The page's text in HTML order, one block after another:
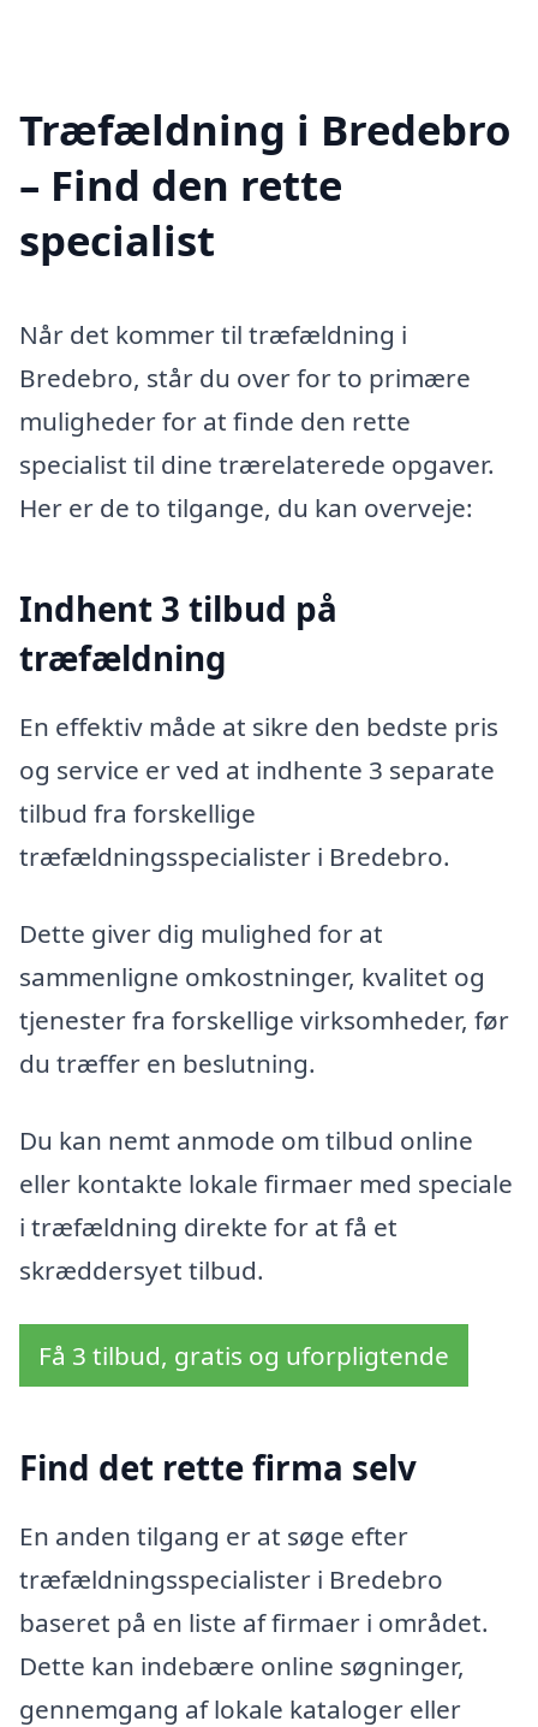
Træfældning i Bredebro
– Find den rette
specialist
Når det kommer til træfældning i
Bredebro, står du over for to primære
muligheder for at finde den rette
specialist til dine trærelaterede opgaver.
Her er de to tilgange, du kan overveje:
Indhent 3 tilbud på
træfældning
En effektiv måde at sikre den bedste pris
og service er ved at indhente 3 separate
tilbud fra forskellige
træfældningsspecialister i Bredebro.
Dette giver dig mulighed for at
sammenligne omkostninger, kvalitet og
tjenester fra forskellige virksomheder, før
du træffer en beslutning.
Du kan nemt anmode om tilbud online
eller kontakte lokale firmaer med speciale
i træfældning direkte for at få et
skræddersyet tilbud.
Få 3 tilbud, gratis og uforpligtende
Find det rette firma selv
En anden tilgang er at søge efter
træfældningsspecialister i Bredebro
baseret på en liste af firmaer i området.
Dette kan indebære online søgninger,
gennemgang af lokale kataloger eller